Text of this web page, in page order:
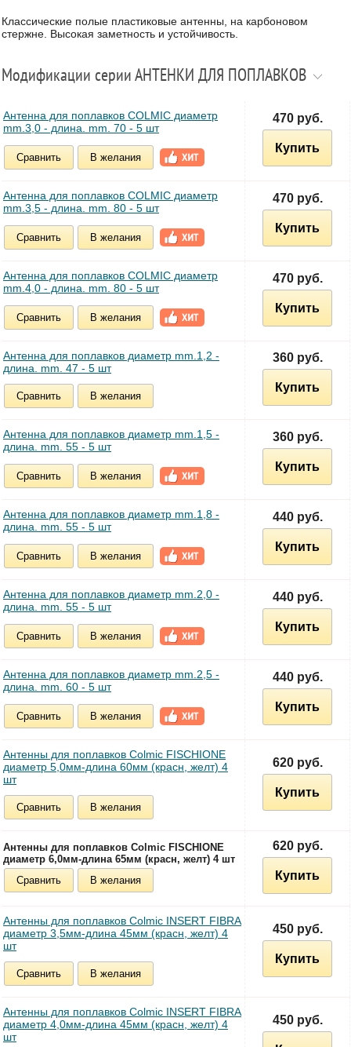
Классические полые пластиковые антенны, на карбоновом
стержне. Высокая заметность и устойчивость.
Модификации серии АНТЕНКИ ДЛЯ ПОПЛАВКОВ
Антенна для поплавков COLMIC диаметр
mm.3,0 - длина. mm. 70 - 5 шт
Сравнить В желания
470 руб.
Купить
Антенна для поплавков COLMIC диаметр
mm.3,5 - длина. mm. 80 - 5 шт
Сравнить В желания
470 руб.
Купить
Антенна для поплавков COLMIC диаметр
mm.4,0 - длина. mm. 80 - 5 шт
Сравнить В желания
470 руб.
Купить
Антенна для поплавков диаметр mm.1,2 -
длина. mm. 47 - 5 шт
Сравнить В желания
360 руб.
Купить
Антенна для поплавков диаметр mm.1,5 -
длина. mm. 55 - 5 шт
Сравнить В желания
360 руб.
Купить
Антенна для поплавков диаметр mm.1,8 -
длина. mm. 55 - 5 шт
Сравнить В желания
440 руб.
Купить
Антенна для поплавков диаметр mm.2,0 -
длина. mm. 55 - 5 шт
Сравнить В желания
440 руб.
Купить
Антенна для поплавков диаметр mm.2,5 -
длина. mm. 60 - 5 шт
Сравнить В желания
440 руб.
Купить
Антенны для поплавков Colmic FISCHIONE
диаметр 5,0мм-длина 60мм (красн, желт) 4
шт
Сравнить В желания
620 руб.
Купить
Антенны для поплавков Colmic FISCHIONE
диаметр 6,0мм-длина 65мм (красн, желт) 4 шт
Сравнить
В желания
620 руб.
Купить
Антенны для поплавков Colmic INSERT FIBRA
диаметр 3,5мм-длина 45мм (красн, желт) 4
шт
Сравнить В желания
450 руб.
Купить
Антенны для поплавков Colmic INSERT FIBRA
диаметр 4,0мм-длина 45мм (красн, желт) 4
шт
450 руб.